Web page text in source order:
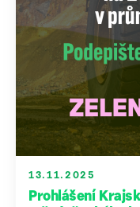
13.11.2025
Prohlášení